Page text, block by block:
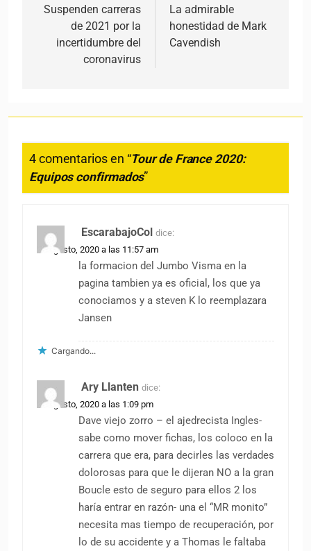
Suspenden carreras
de 2021 por la
incertidumbre del
coronavirus
La admirable
honestidad de Mark
Cavendish
4 comentarios en “Tour de France 2020:
Equipos confirmados”
EscarabajoCol dice:
22 agosto, 2020 a las 11:57 am
la formacion del Jumbo Visma en la
pagina tambien ya es oficial, los que ya
conociamos y a steven K lo reemplazara
Jansen
Cargando...
Ary Llanten dice:
22 agosto, 2020 a las 1:09 pm
Dave viejo zorro – el ajedrecista Ingles-
sabe como mover fichas, los coloco en la
carrera que era, para decirles las verdades
dolorosas para que le dijeran NO a la gran
Boucle esto de seguro para ellos 2 los
haría entrar en razón- una el “MR monito”
necesita mas tiempo de recuperación, por
lo de su accidente y a Thomas le faltaba